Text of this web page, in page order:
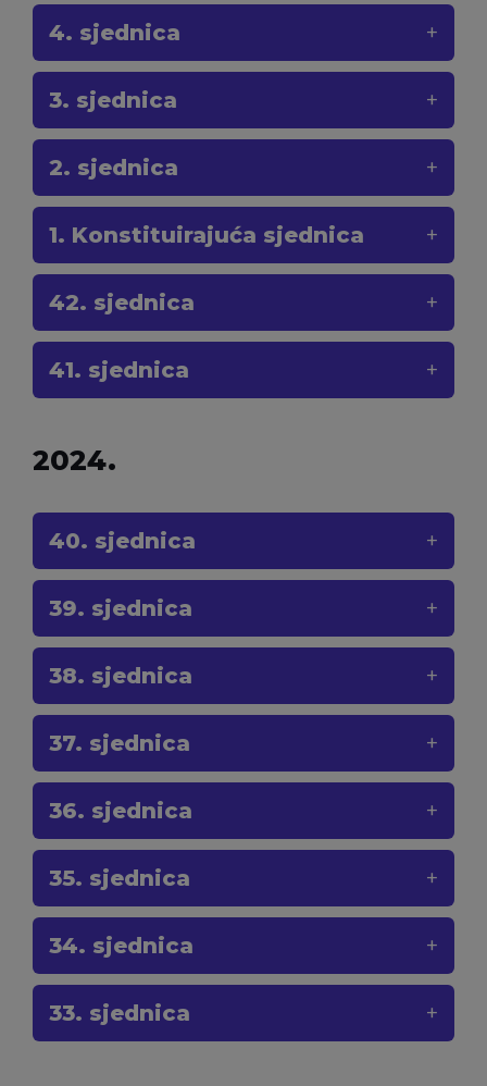
4. sjednica
3. sjednica
2. sjednica
1. Konstituirajuća sjednica
42. sjednica
41. sjednica
2024.
40. sjednica
39. sjednica
38. sjednica
37. sjednica
36. sjednica
35. sjednica
34. sjednica
33. sjednica